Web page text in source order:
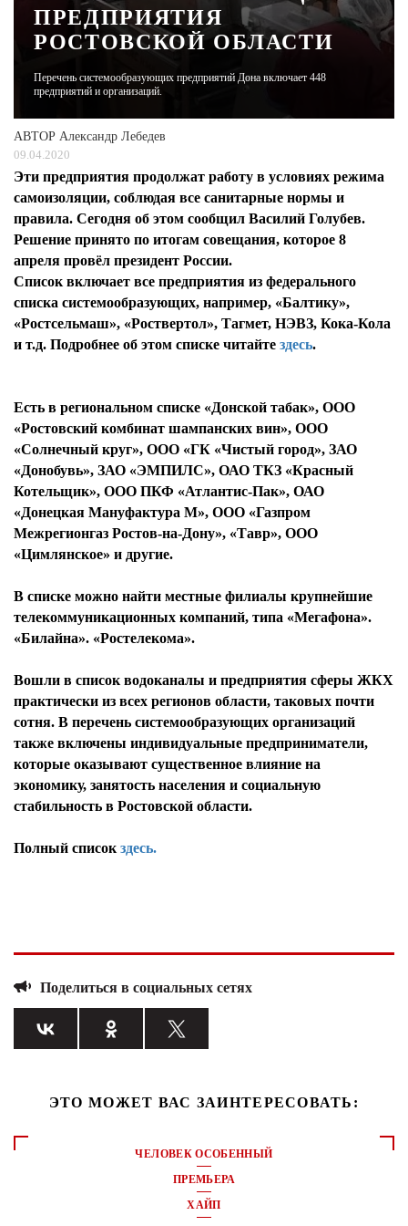
ЖУРНАЛ
ПРЕДПРИЯТИЯ
РОСТОВСКОЙ ОБЛАСТИ
Перечень системообразующих предприятий Дона включает 448
предприятий и организаций.
АВТОР Александр Лебедев
09.04.2020
Эти предприятия продолжат работу в условиях режима
самоизоляции, соблюдая все санитарные нормы и
правила. Сегодня об этом сообщил Василий Голубев.
Решение принято по итогам совещания, которое 8
апреля провёл президент России.
Список включает все предприятия из федерального
списка системообразующих, например, «Балтику»,
«Ростсельмаш», «Роствертол», Тагмет, НЭВЗ, Кока-Кола
и т.д. Подробнее об этом списке читайте здесь.
Есть в региональном списке «Донской табак», ООО
«Ростовский комбинат шампанских вин», ООО
«Солнечный круг», ООО «ГК «Чистый город», ЗАО
«Донобувь», ЗАО «ЭМПИЛС», ОАО ТКЗ «Красный
Котельщик», ООО ПКФ «Атлантис-Пак», ОАО
«Донецкая Мануфактура М», ООО «Газпром
Межрегионгаз Ростов-на-Дону», «Тавр», ООО
«Цимлянское» и другие.
В списке можно найти местные филиалы крупнейшие
телекоммуникационных компаний, типа «Мегафона».
«Билайна». «Ростелекома».
Вошли в список водоканалы и предприятия сферы ЖКХ
практически из всех регионов области, таковых почти
сотня. В перечень системообразующих организаций
также включены индивидуальные предприниматели,
которые оказывают существенное влияние на
экономику, занятость населения и социальную
стабильность в Ростовской области.
Полный список здесь.
Поделиться в социальных сетях
ЭТО МОЖЕТ ВАС ЗАИНТЕРЕСОВАТЬ:
ЧЕЛОВЕК ОСОБЕННЫЙ
ПРЕМЬЕРА
ХАЙП